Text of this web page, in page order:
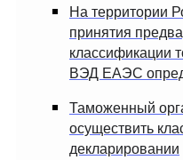
На территории
принятия
классификации
ВЭД ЕАЭС
Таможенный
осуществить
декларировании